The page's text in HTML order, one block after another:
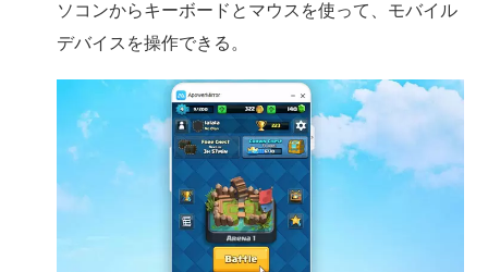
ソコンからキーボードとマウスを使って、モバイル
デバイスを操作できる。